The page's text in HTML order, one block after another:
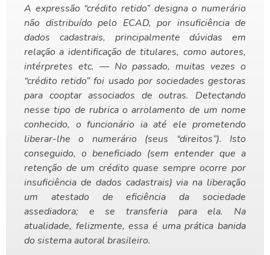
A expressão “crédito retido” designa o numerário
não distribuído pelo ECAD, por insuficiência de
dados cadastrais, principalmente dúvidas em
relação a identificação de titulares, como autores,
intérpretes etc. — No passado, muitas vezes o
“crédito retido” foi usado por sociedades gestoras
para cooptar associados de outras. Detectando
nesse tipo de rubrica o arrolamento de um nome
conhecido, o funcionário ia até ele prometendo
liberar-lhe o numerário (seus “direitos”). Isto
conseguido, o beneficiado (sem entender que a
retenção de um crédito quase sempre ocorre por
insuficiência de dados cadastrais) via na liberação
um atestado de eficiência da sociedade
assediadora; e se transferia para ela. Na
atualidade, felizmente, essa é uma prática banida
do sistema autoral brasileiro.